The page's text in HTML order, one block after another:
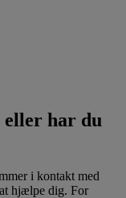
eller har du
i kontakt med
hjælpe dig. For